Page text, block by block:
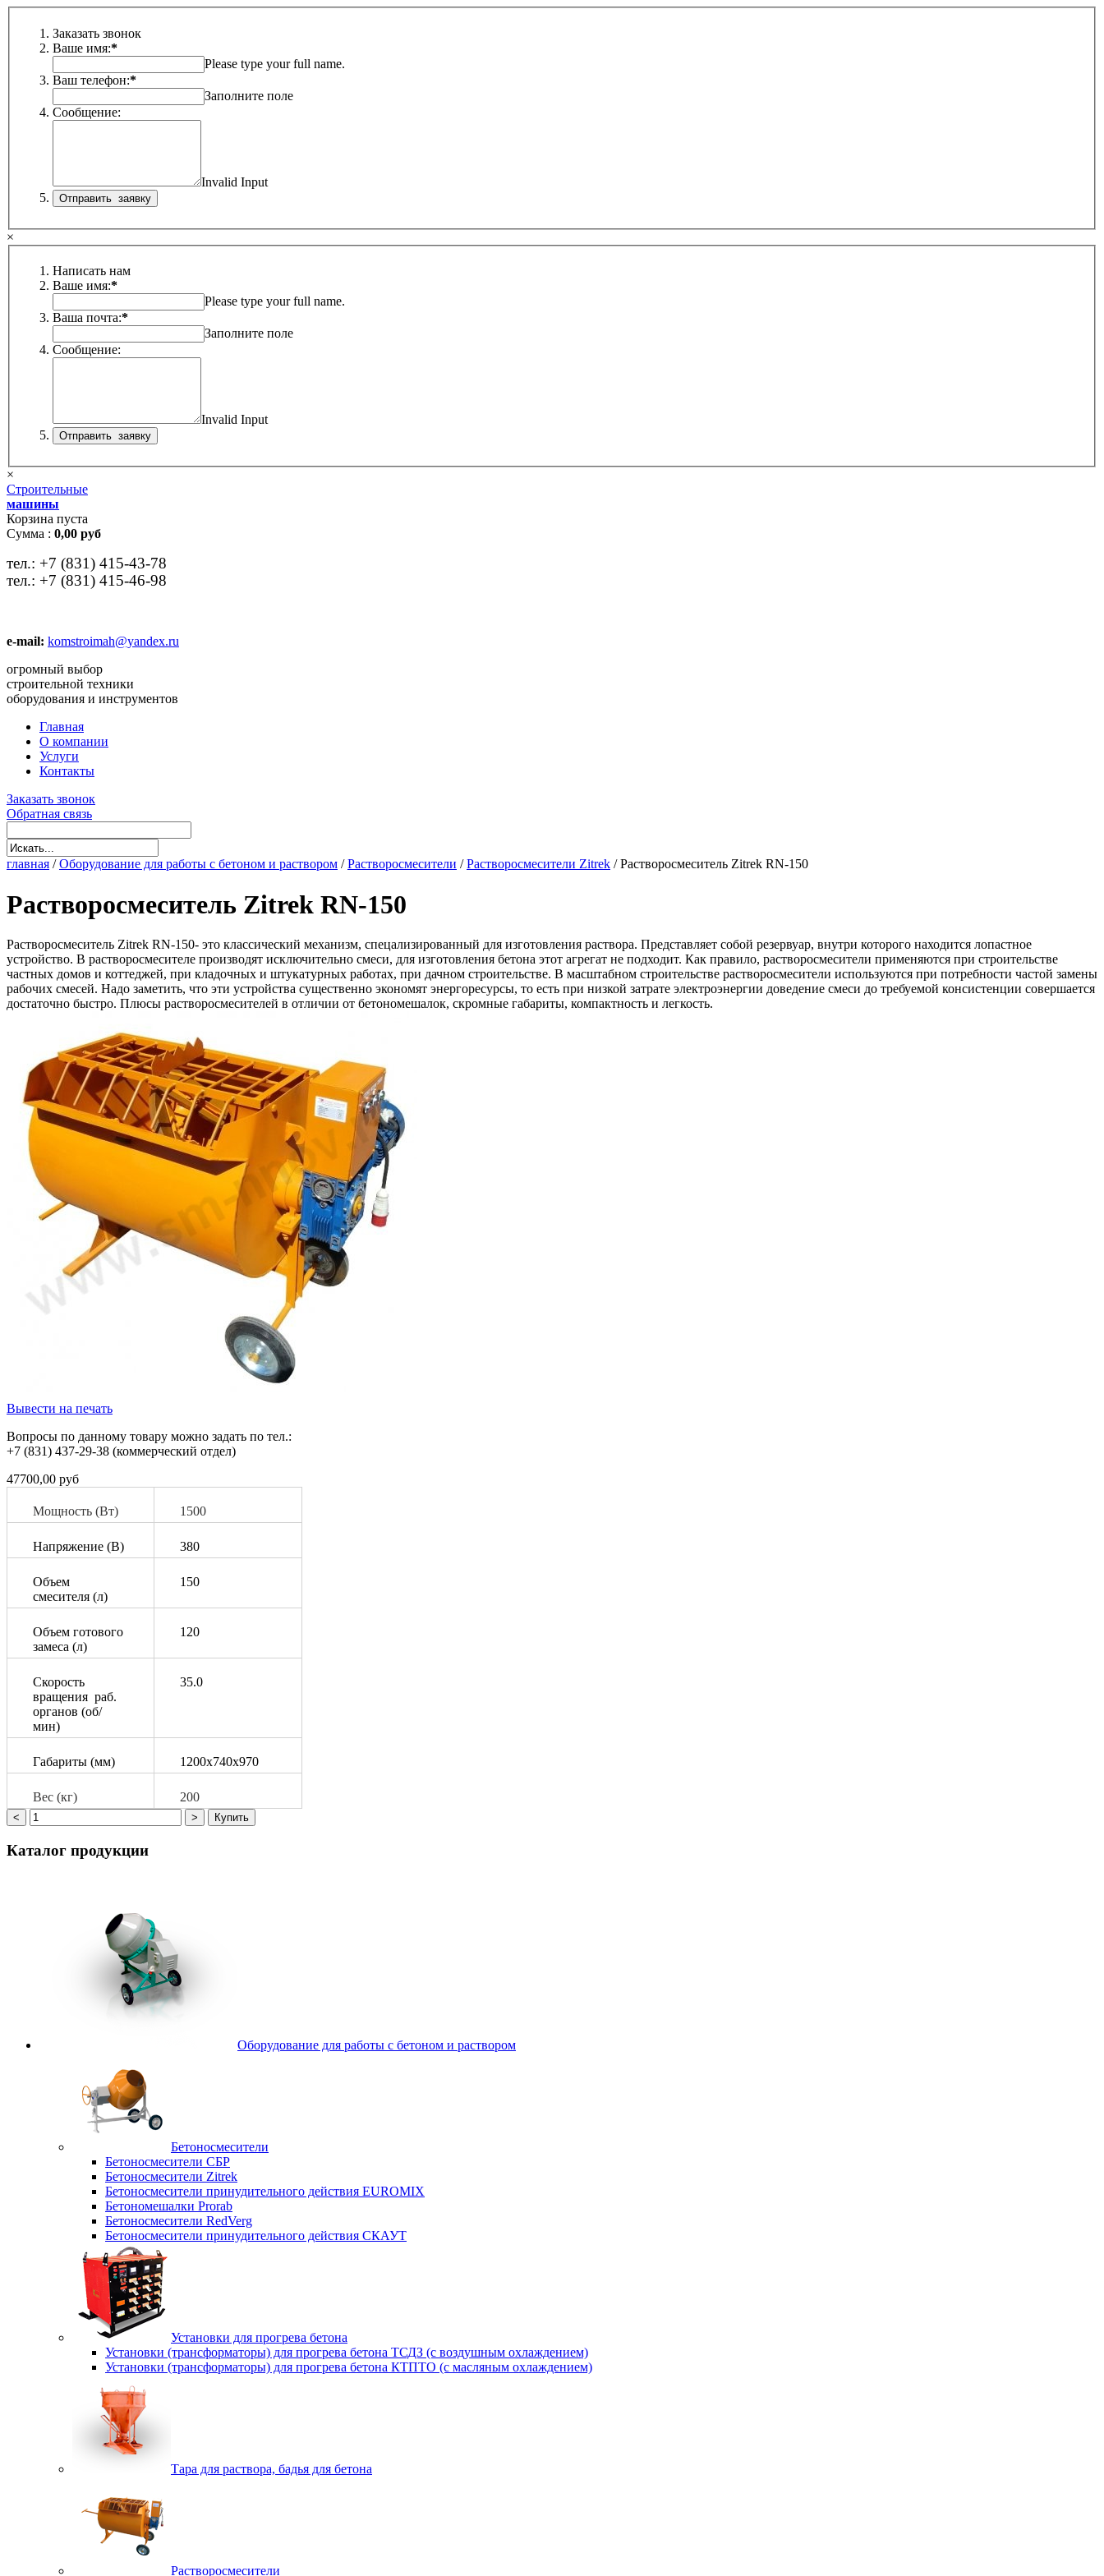
Заказать звонок
Ваше имя:*
Please type your full name.
Ваш телефон:*
Заполните поле
Сообщение:
Invalid Input
×
Написать нам
Ваше имя:*
Please type your full name.
Ваша почта:*
Заполните поле
Сообщение:
Invalid Input
×
Строительные
машины
Корзина пуста
Сумма : 0,00 руб
тел.: +7 (831) 415-43-78
тел.: +7 (831) 415-46-98
e-mail: komstroimah@yandex.ru
огромный выбор
строительной техники
оборудования и инструментов
Главная
О компании
Услуги
Контакты
Заказать звонок
Обратная связь
главная /Оборудование для работы с бетоном и раствором /Растворосмесители /Растворосмесители Zitrek /Растворосмеситель Zitrek RN-150
Растворосмеситель Zitrek RN-150
Растворосмеситель Zitrek RN-150- это классический механизм, спецализированный для изготовления раствора. Представляет собой резервуар, внутри которого находится лопастное
устройство. В растворосмесителе производят исключительно смеси, для изготовления бетона этот агрегат не подходит. Как правило, растворосмесители применяются при строительстве
частных домов и коттеджей, при кладочных и штукатурных работах, при дачном строительстве. В масштабном строительстве растворосмесители используются при потребности частой замены
рабочих смесей. Надо заметить, что эти устройства существенно экономят энергоресурсы, то есть при низкой затрате электроэнергии доведение смеси до требуемой консистенции совершается
достаточно быстро. Плюсы растворосмесителей в отличии от бетономешалок, скромные габариты, компактность и легкость.
Вывести на печать
Вопросы по данному товару можно задать по тел.:
+7 (831) 437-29-38 (коммерческий отдел)
47700,00 руб
Мощность (Вт) 1500
Напряжение (В) 380
Объем
смесителя (л)
150
Объем готового
замеса (л)
120
Скорость
вращения раб.
органов (об/
мин)
35.0
Габариты (мм) ­­1200х740х970
Вес (кг) 200
Каталог продукции
Оборудование для работы с бетоном и раствором
Бетоносмесители
Бетоносмесители СБР
Бетоносмесители Zitrek
Бетоносмесители принудительного действия EUROMIX
Бетономешалки Prorab
Бетоносмесители RedVerg
Бетоносмесители принудительного действия СКАУТ
Установки для прогрева бетона
Установки (трансформаторы) для прогрева бетона ТСДЗ (c воздушным охлаждением)
Установки (трансформаторы) для прогрева бетона КТПТО (c масляным охлаждением)
Тара для раствора, бадья для бетона
Растворосмесители